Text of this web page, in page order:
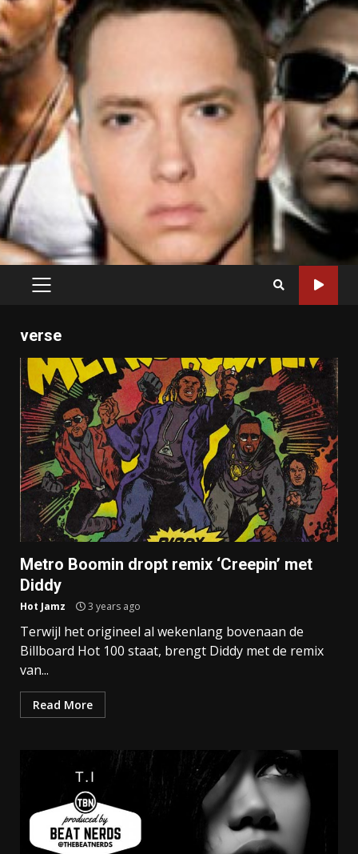
PRIMARY
verse
Metro Boomin dropt remix ‘Creepin’ met
Diddy
Hot Jamz 3 years ago
Terwijl het origineel al wekenlang bovenaan de
Billboard Hot 100 staat, brengt Diddy met de remix
van...
Read More